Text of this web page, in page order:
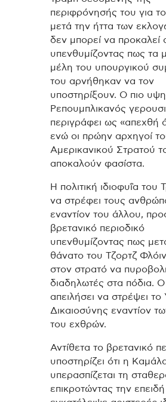
περιφρόνησής του για
μετά την ήττα των
δεν μπορεί να προκαλεί
υπενθυμίζοντας πως τα
μέλη του υπουργικού
του αρνήθηκαν να τον
υποστηρίξουν. Ο πιο
Ρεπουμπλικανός
περιγράφει ως «απεχθή
ενώ οι πρώην αρχηγοί
Αμερικανικού Στρατού
αποκαλούν φασίστα.
Η πολιτική ιδιοφυΐα του
να στρέφει τους
εναντίον του άλλου,
βρετανικό περιοδικό
υπενθυμίζοντας πως
θάνατο του Τζορτζ
στον στρατό να
διαδηλωτές στα πόδια. Ο
απειλήσει να στρέψει το
Δικαιοσύνης εναντίον
του εχθρών.
Αντίθετα το βρετανικό
υποστηρίζει ότι η
υπερασπίζεται τη
επικροτώντας την επειδή